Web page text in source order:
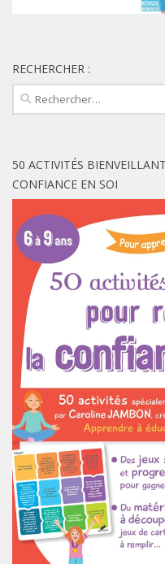
RECHERCHER :
Rechercher :
50 ACTIVITÉS
CONFIANCE EN SOI